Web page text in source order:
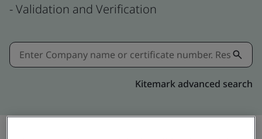
- Validation and Verification
Kitemark advanced search